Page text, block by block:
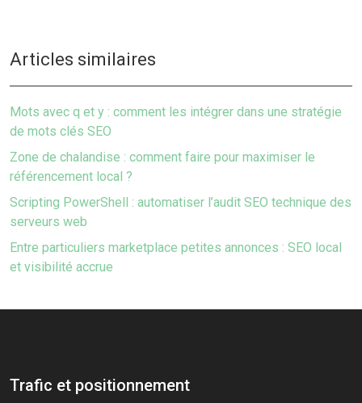
Articles similaires
Mots avec q et y : comment les intégrer dans une stratégie
de mots clés SEO
Zone de chalandise : comment faire pour maximiser le
référencement local ?
Scripting PowerShell : automatiser l’audit SEO technique des
serveurs web
Entre particuliers marketplace petites annonces : SEO local
et visibilité accrue
Trafic et positionnement